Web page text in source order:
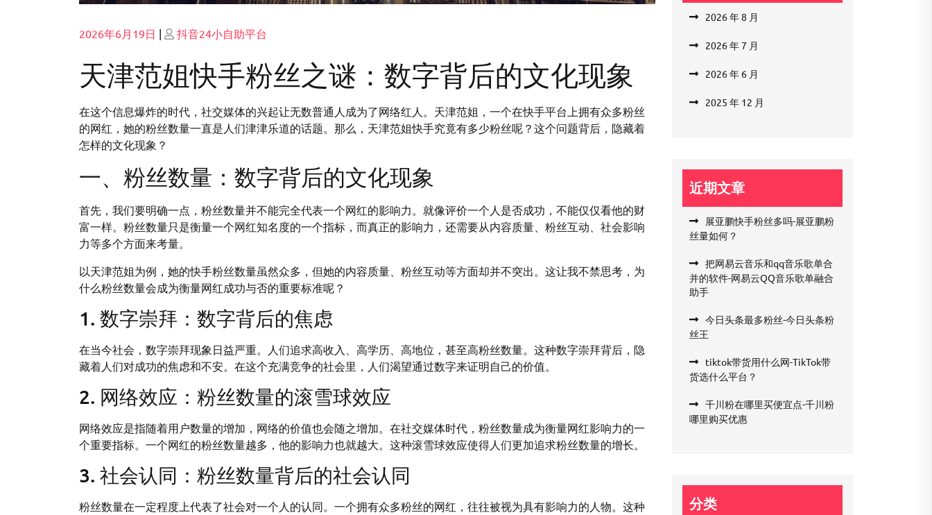
Posted
2026年6月19日 | Posted
抖音24小自助平台
天津范姐快手粉丝之谜：数字背后的文化现象
在这个信息爆炸的时代，社交媒体的兴起让无数普通人成为了网络红人。天津范姐，一个在快手平台上拥有众多粉丝
的网红，她的粉丝数量一直是人们津津乐道的话题。那么，天津范姐快手究竟有多少粉丝呢？这个问题背后，隐藏着
怎样的文化现象？
一、粉丝数量：数字背后的文化现象
首先，我们要明确一点，粉丝数量并不能完全代表一个网红的影响力。就像评价一个人是否成功，不能仅仅看他的财
富一样。粉丝数量只是衡量一个网红知名度的一个指标，而真正的影响力，还需要从内容质量、粉丝互动、社会影响
力等多个方面来考量。
以天津范姐为例，她的快手粉丝数量虽然众多，但她的内容质量、粉丝互动等方面却并不突出。这让我不禁思考，为
什么粉丝数量会成为衡量网红成功与否的重要标准呢？
1. 数字崇拜：数字背后的焦虑
在当今社会，数字崇拜现象日益严重。人们追求高收入、高学历、高地位，甚至高粉丝数量。这种数字崇拜背后，隐
藏着人们对成功的焦虑和不安。在这个充满竞争的社会里，人们渴望通过数字来证明自己的价值。
2. 网络效应：粉丝数量的滚雪球效应
网络效应是指随着用户数量的增加，网络的价值也会随之增加。在社交媒体时代，粉丝数量成为衡量网红影响力的一
个重要指标。一个网红的粉丝数量越多，他的影响力也就越大。这种滚雪球效应使得人们更加追求粉丝数量的增长。
3. 社会认同：粉丝数量背后的社会认同
粉丝数量在一定程度上代表了社会对一个人的认同。一个拥有众多粉丝的网红，往往被视为具有影响力的人物。这种
2026 年 8 月
2026 年 7 月
2026 年 6 月
2025 年 12 月
近期文章
展亚鹏快手粉丝多吗-展亚鹏粉
丝量如何？
把网易云音乐和qq音乐歌单合
并的软件-网易云QQ音乐歌单融合
助手
今日头条最多粉丝-今日头条粉
丝王
tiktok带货用什么网-TikTok带
货选什么平台？
千川粉在哪里买便宜点-千川粉
哪里购买优惠
分类